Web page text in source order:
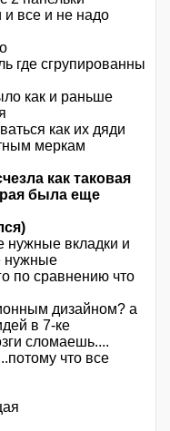
и все и не надо
где сгрупированны
как и раньше
как их дяди
меркам
как таковая
была еще
нужные вкладки и
нужные
по сравнению что
дизайном? а
в 7-ке
сломаешь....
что все